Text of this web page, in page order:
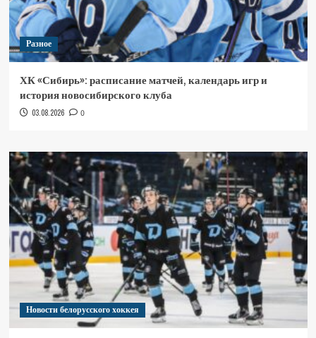
Разное
ХК «Сибирь»: расписание матчей, календарь игр и
история новосибирского клуба
03.08.2026 0
Новости белорусского хоккея